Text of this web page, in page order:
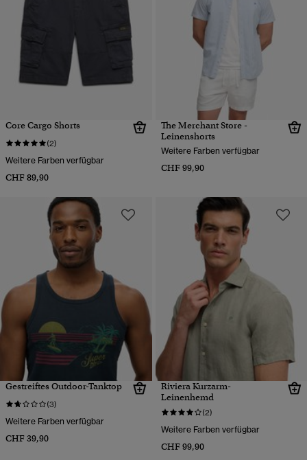
Core Cargo Shorts
(2)
Weitere Farben verfügbar
CHF 89,90
The Merchant Store -
Leinenshorts
Weitere Farben verfügbar
CHF 99,90
Gestreiftes Outdoor-Tanktop
(3)
Weitere Farben verfügbar
CHF 39,90
Riviera Kurzarm-
Leinenhemd
(2)
Weitere Farben verfügbar
CHF 99,90